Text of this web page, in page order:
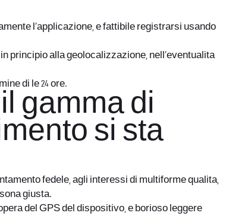
l’applicazione, e fattibile registrarsi usando
principio alla geolocalizzazione, nell’eventualita
di le 24 ore.
gamma di
si sta
fedele, agli interessi di multiforme qualita,
giusta.
del GPS del dispositivo, e borioso leggere